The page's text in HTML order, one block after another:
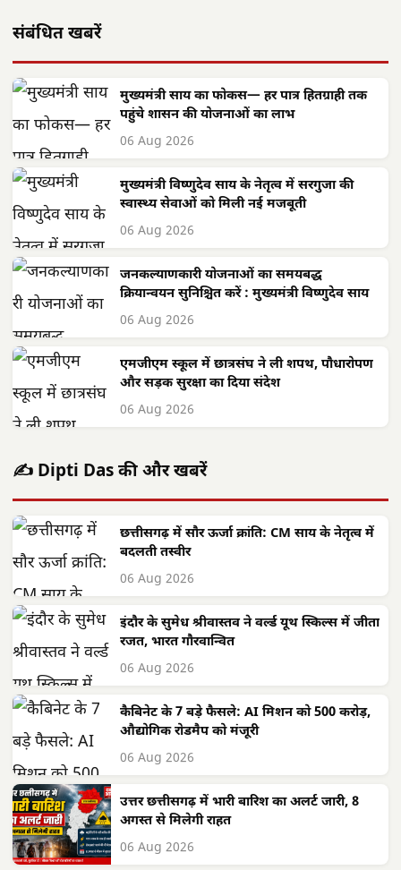
संबंधित खबरें
मुख्यमंत्री साय का फोकस— हर पात्र हितग्राही तक
पहुंचे शासन की योजनाओं का लाभ
06 Aug 2026
मुख्यमंत्री विष्णुदेव साय के नेतृत्व में सरगुजा की
स्वास्थ्य सेवाओं को मिली नई मजबूती
06 Aug 2026
जनकल्याणकारी योजनाओं का समयबद्ध
क्रियान्वयन सुनिश्चित करें : मुख्यमंत्री विष्णुदेव साय
06 Aug 2026
एमजीएम स्कूल में छात्रसंघ ने ली शपथ, पौधारोपण
और सड़क सुरक्षा का दिया संदेश
06 Aug 2026
✍️ Dipti Das की और खबरें
छत्तीसगढ़ में सौर ऊर्जा क्रांति: CM साय के नेतृत्व में
बदलती तस्वीर
06 Aug 2026
इंदौर के सुमेध श्रीवास्तव ने वर्ल्ड यूथ स्किल्स में जीता
रजत, भारत गौरवान्वित
06 Aug 2026
कैबिनेट के 7 बड़े फैसले: AI मिशन को 500 करोड़,
औद्योगिक रोडमैप को मंजूरी
06 Aug 2026
उत्तर छत्तीसगढ़ में भारी बारिश का अलर्ट जारी, 8
अगस्त से मिलेगी राहत
06 Aug 2026